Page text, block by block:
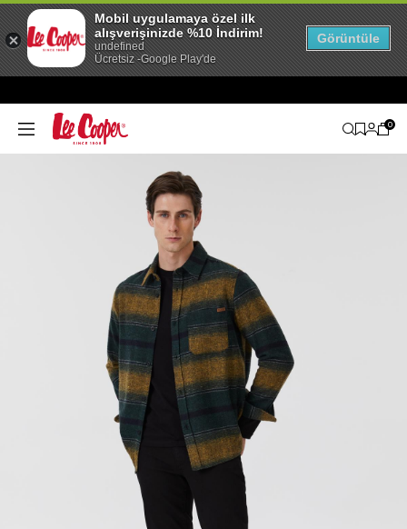
0
Mobil uygulamaya özel ilk
alışverişinizde %10 İndirim!
undefined
Ücretsiz -Google Play'de
Görüntüle